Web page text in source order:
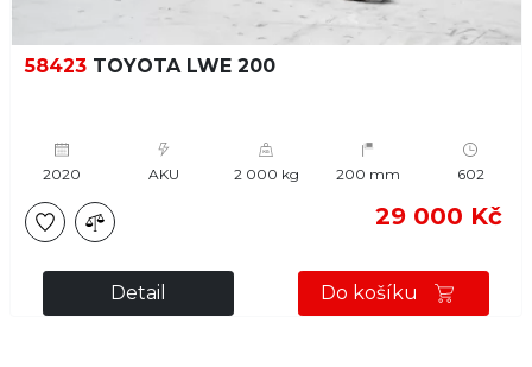
58423 TOYOTA LWE 200
2020 AKU 2 000 kg 200 mm 602
29 000 Kč
Detail Do košíku